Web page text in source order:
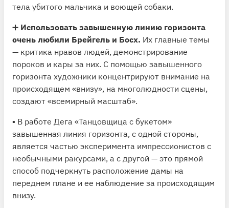
тела убитого мальчика и воющей собаки.
➕ Использовать завышенную линию горизонта
очень любили Брейгель и Босх. Их главные темы
— критика нравов людей, демонстрирование
пороков и кары за них. С помощью завышенного
горизонта художники концентрируют внимание на
происходящем «внизу», на многолюдности сцены,
создают «всемирный масштаб».
▪️ В работе Дега «Танцовщица с букетом»
завышенная линия горизонта, с одной стороны,
является частью эксперимента импрессионистов с
необычными ракурсами, а с другой — это прямой
способ подчеркнуть расположение дамы на
переднем плане и ее наблюдение за происходящим
внизу.